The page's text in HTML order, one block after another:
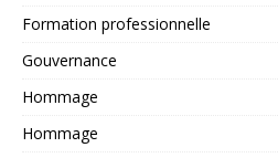
Formation professionnelle
Gouvernance
Hommage
Hommage